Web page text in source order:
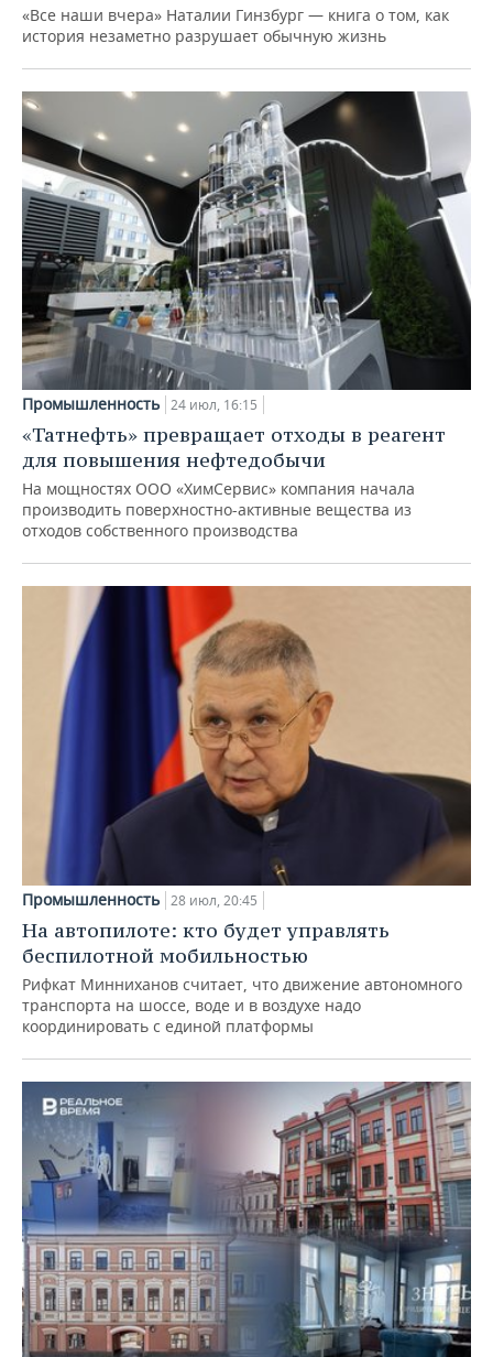
«Все наши вчера» Наталии Гинзбург — книга о том, как
история незаметно разрушает обычную жизнь
Промышленность 24 июл, 16:15
«Татнефть» превращает отходы в реагент
для повышения нефтедобычи
На мощностях ООО «ХимСервис» компания начала
производить поверхностно-активные вещества из
отходов собственного производства
Промышленность 28 июл, 20:45
На автопилоте: кто будет управлять
беспилотной мобильностью
Рифкат Минниханов считает, что движение автономного
транспорта на шоссе, воде и в воздухе надо
координировать с единой платформы